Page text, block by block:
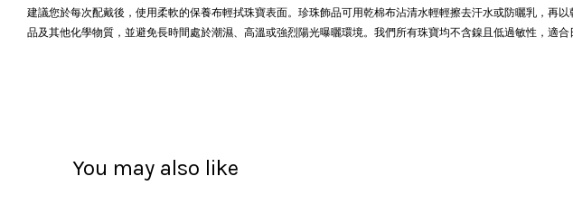
建議您於每次配戴後，使用柔軟的保養布輕拭珠寶表面。珍珠飾品可用乾棉布沾清水輕輕擦去汗水或防曬乳，再以
品及其他化學物質，並避免長時間處於潮濕、高溫或強烈陽光曝曬環境。我們所有珠寶均不含鎳且低過敏性，適合
You may also like